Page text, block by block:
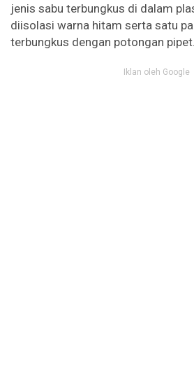
jenis sabu terbungkus di dalam
diisolasi warna hitam serta satu
terbungkus dengan potongan pipet.
Iklan oleh Google